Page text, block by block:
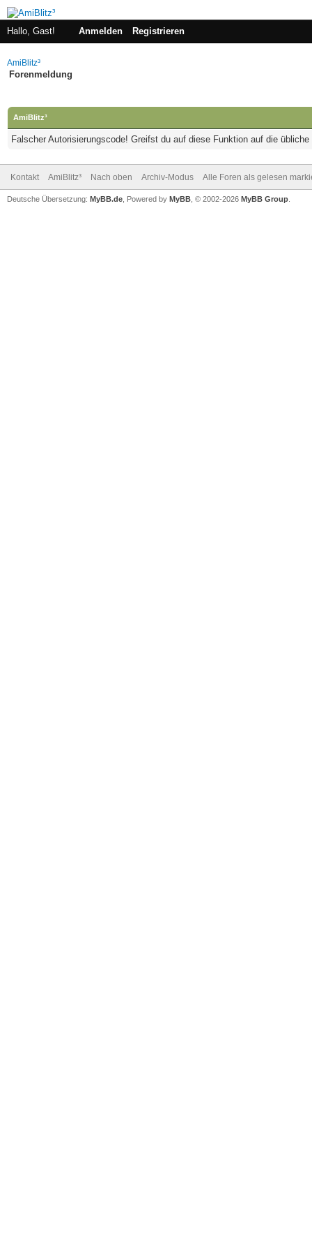
Hallo, Gast! Anmelden Registrieren
AmiBlitz³
Forenmeldung
AmiBlitz³
Falscher Autorisierungscode! Greifst du auf diese Funktion auf die
Kontakt AmiBlitz³ Nach oben Archiv-Modus Alle Foren als gelesen
Deutsche Übersetzung: MyBB.de , Powered by MyBB , © 2002-2026 MyBB Group